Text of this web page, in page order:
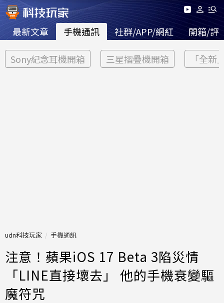
最新文章 手機通訊 社群/APP/網紅 開箱/評
Sony紀念耳機開箱 三星摺疊機開箱 「全新
udn科技玩家 手機通訊
注意！蘋果iOS 17 Beta 3陷災情
「LINE直接壞去」 他的手機衰變驅
魔符咒